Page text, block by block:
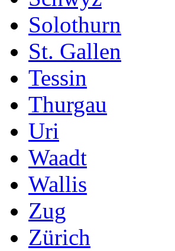
Solothurn
St. Gallen
Tessin
Thurgau
Uri
Waadt
Wallis
Zug
Zürich